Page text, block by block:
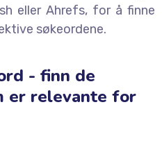
eller Ahrefs, for å finne
søkeordene.
- finn de
er relevante for